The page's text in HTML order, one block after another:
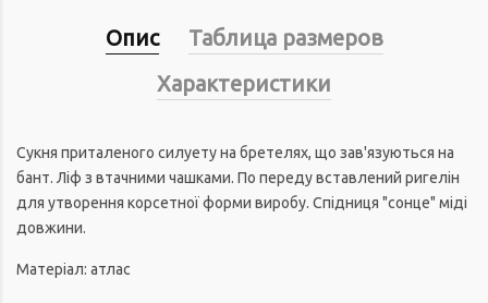
Опис
Таблица размеров
Характеристики
Сукня приталеного силуету на бретелях, що зав'язуються на
бант. Ліф з втачними чашками. По переду вставлений ригелін
для утворення корсетної форми виробу. Спідниця "сонце" міді
довжини.
Матеріал: атлас